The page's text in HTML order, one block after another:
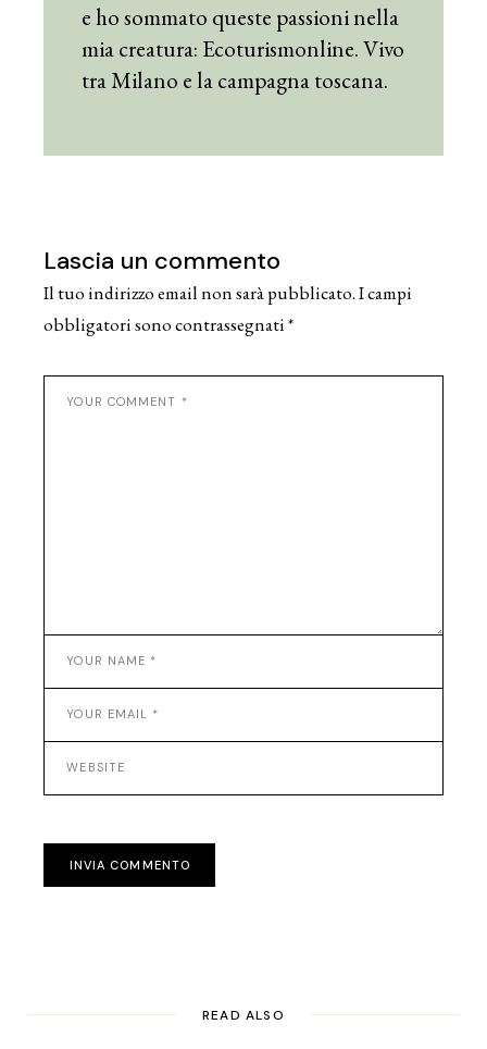
e ho sommato queste passioni nella
mia creatura: Ecoturismonline. Vivo
tra Milano e la campagna toscana.
Lascia un commento
Il tuo indirizzo email non sarà pubblicato.I campi
obbligatori sono contrassegnati*
INVIA COMMENTO
READ ALSO